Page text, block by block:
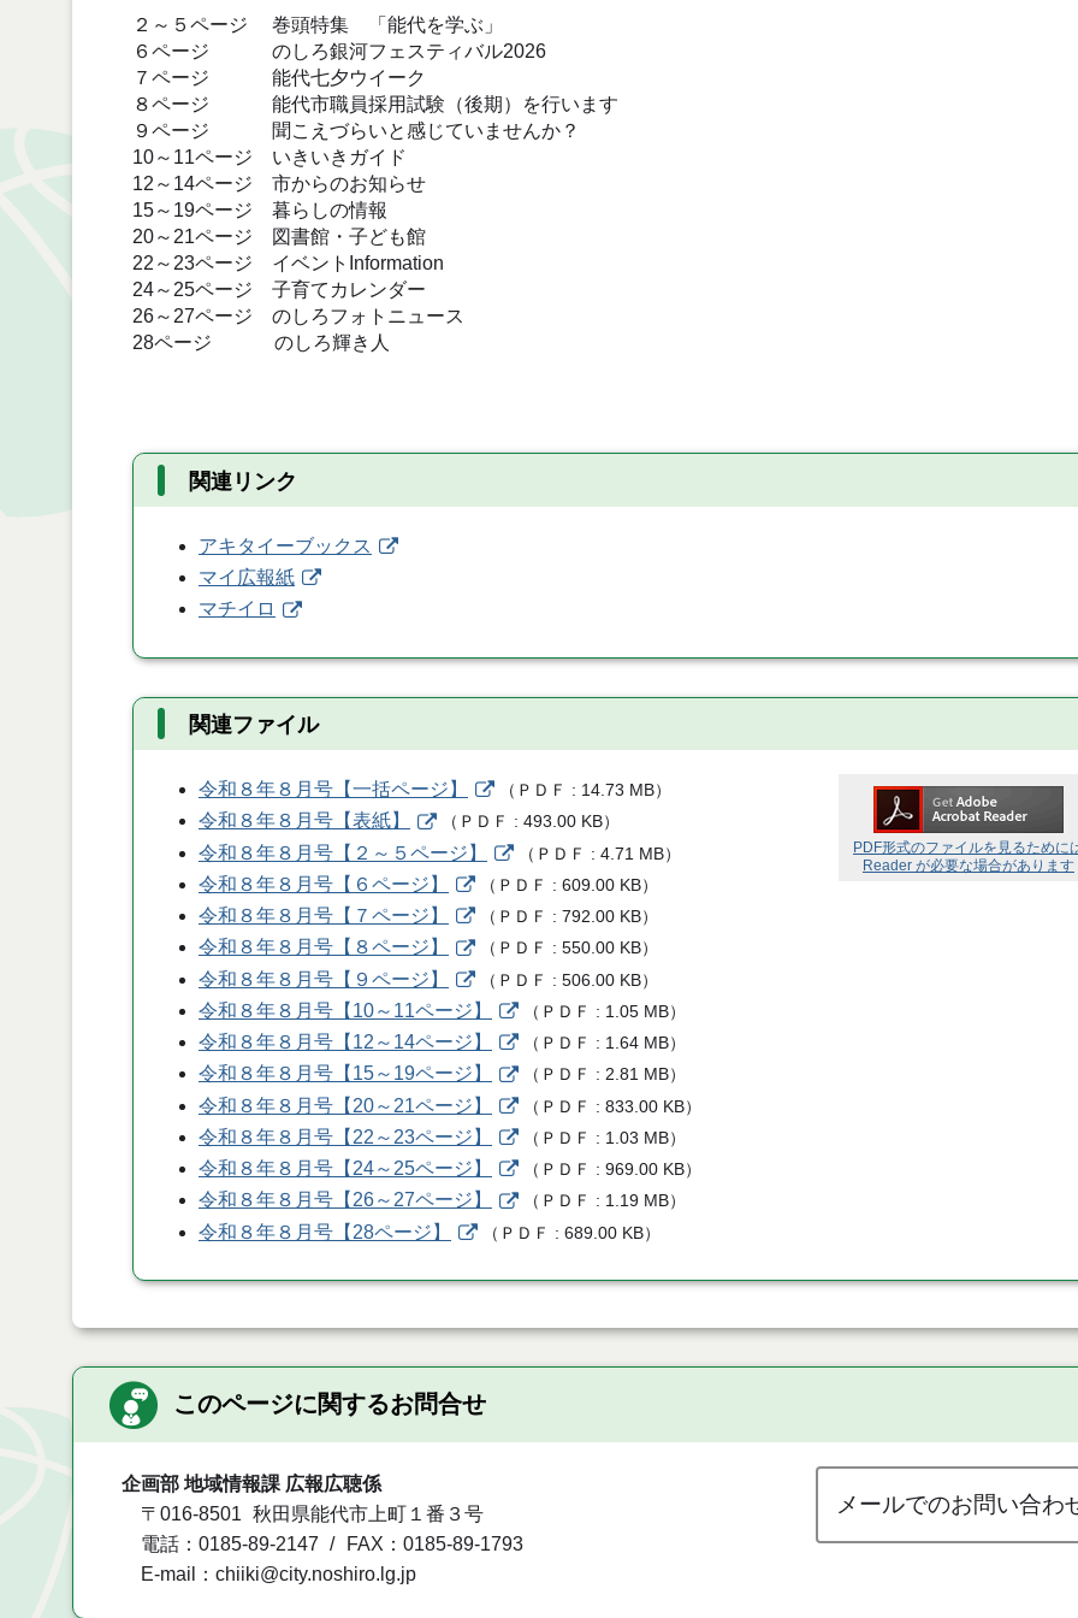
２～５ページ 巻頭特集 「能代を学ぶ」
６ページ のしろ銀河フェスティバル2026
７ページ 能代七夕ウイーク
８ページ 能代市職員採用試験（後期）を行います
９ページ 聞こえづらいと感じていませんか？
10～11ページ いきいきガイド
12～14ページ 市からのお知らせ
15～19ページ 暮らしの情報
20～21ページ 図書館・子ども館
22～23ページ イベントInformation
24～25ページ 子育てカレンダー
26～27ページ のしろフォトニュース
28ページ のしろ輝き人
関連リンク
アキタイーブックス
マイ広報紙
マチイロ
関連ファイル
PDF形式のファイルを見るために
Reader が必要な場合があります
令和８年８月号【一括ページ】 （ ＰＤＦ 14.73 MB）
令和８年８月号【表紙】 （ ＰＤＦ 493.00 KB）
令和８年８月号【２～５ページ】 （ ＰＤＦ 4.71 MB）
令和８年８月号【６ページ】 （ ＰＤＦ 609.00 KB）
令和８年８月号【７ページ】 （ ＰＤＦ 792.00 KB）
令和８年８月号【８ページ】 （ ＰＤＦ 550.00 KB）
令和８年８月号【９ページ】 （ ＰＤＦ 506.00 KB）
令和８年８月号【10～11ページ】 （ ＰＤＦ 1.05 MB）
令和８年８月号【12～14ページ】 （ ＰＤＦ 1.64 MB）
令和８年８月号【15～19ページ】 （ ＰＤＦ 2.81 MB）
令和８年８月号【20～21ページ】 （ ＰＤＦ 833.00 KB）
令和８年８月号【22～23ページ】 （ ＰＤＦ 1.03 MB）
令和８年８月号【24～25ページ】 （ ＰＤＦ 969.00 KB）
令和８年８月号【26～27ページ】 （ ＰＤＦ 1.19 MB）
令和８年８月号【28ページ】 （ ＰＤＦ 689.00 KB）
このページに関するお問合せ
企画部 地域情報課 広報広聴係
〒016-8501
秋田県能代市上町１番３号
電話：0185-89-2147
FAX：0185-89-1793
E-mail：chiiki@city.noshiro.lg.jp
メールでのお問い合わ